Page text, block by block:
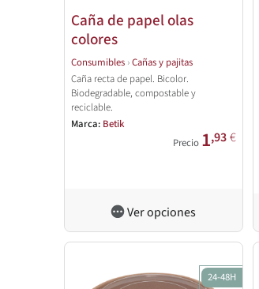
Caña de papel olas
colores
Consumibles ›Cañas y pajitas
Caña recta de papel. Bicolor.
Biodegradable, compostable y
reciclable.
Marca: Betik
Precio 1,93€
Ver opciones
24-48H